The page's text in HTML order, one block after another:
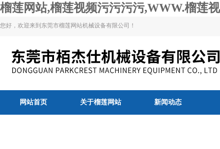
榴莲网站,榴莲视频污污污污,WWW.榴莲
您好，欢迎来到东莞市榴莲网站机械设备有限公司！
网站首页 关于榴莲网站 新闻动态